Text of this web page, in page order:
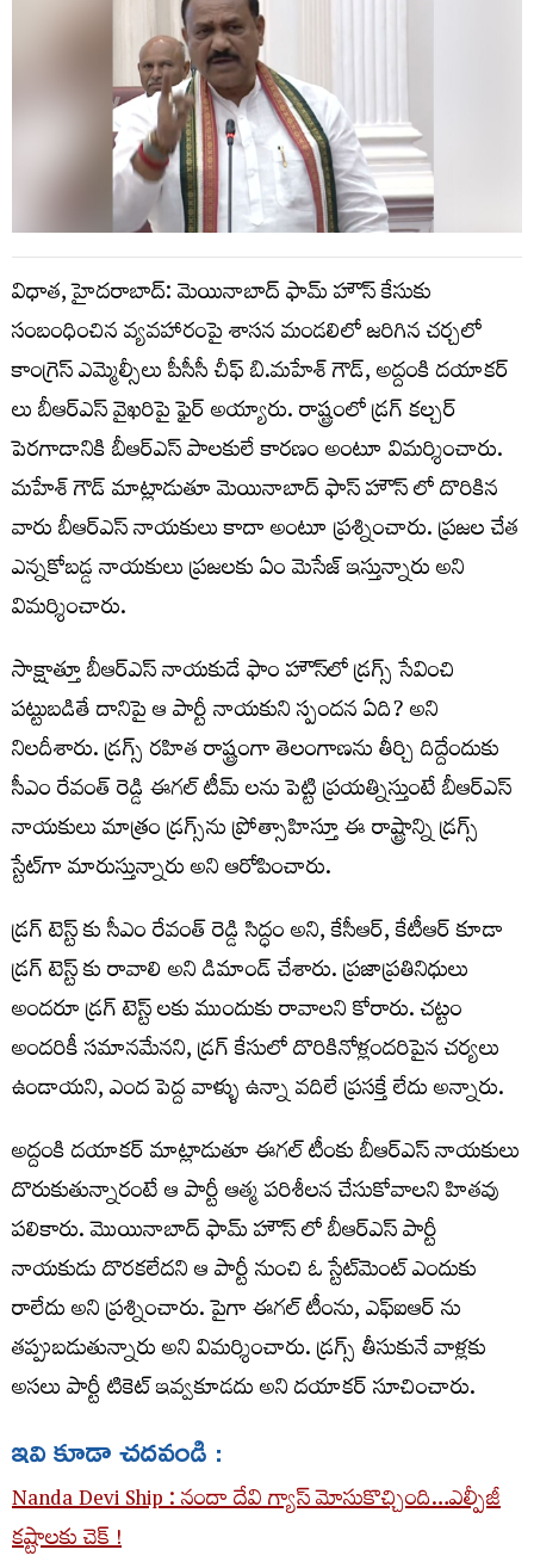
విధాత, హైదరాబాద్: మెయినాబాద్ ఫామ్ హౌస్ కేసుకు
సంబంధించిన వ్యవహారంపై శాసన మండలిలో జరిగిన చర్చలో
కాంగ్రెస్ ఎమ్మెల్సీలు పీసీసీ చీఫ్ బి.మహేశ్ గౌడ్, అద్దంకి దయాకర్
లు బీఆర్ఎస్ వైఖరిపై ఫైర్ అయ్యారు. రాష్ట్రంలో డ్రగ్ కల్చర్
పెరగాడానికి బీఆర్ఎస్ పాలకులే కారణం అంటూ విమర్శించారు.
మహేశ్ గౌడ్ మాట్లాడుతూ మెయినాబాద్ ఫాస్ హౌస్ లో దొరికిన
వారు బీఆర్ఎస్ నాయకులు కాదా అంటూ ప్రశ్నించారు. ప్రజల చేత
ఎన్నకోబడ్డ నాయకులు ప్రజలకు ఏం మెసేజ్‌ ఇస్తున్నారు అని
విమర్శించారు.
సాక్షాత్తూ బీఆర్‌ఎస్‌ నాయకుడే ఫాం హౌస్‌లో డ్రగ్స్‌ సేవించి
పట్టుబడితే దానిపై ఆ పార్టీ నాయకుని స్పందన ఏది? అని
నిలదీశారు. డ్రగ్స్ రహిత రాష్ట్రంగా తెలంగాణను తీర్చి దిద్దేందుకు
సీఎం రేవంత్ రెడ్డి ఈగల్ టీమ్ లను పెట్టి ప్రయత్నిస్తుంటే బీఆర్‌ఎస్‌
నాయకులు మాత్రం డ్రగ్స్‌ను ప్రోత్సాహిస్తూ ఈ రాష్ట్రాన్ని డ్రగ్స్
స్టేట్‌గా మారుస్తున్నారు అని ఆరోపించారు.
డ్రగ్ టెస్ట్ కు సీఎం రేవంత్ రెడ్డి సిద్ధం అని, కేసీఆర్, కేటీఆర్ కూడా
డ్రగ్ టెస్ట్ కు రావాలి అని డిమాండ్ చేశారు. ప్రజాప్రతినిధులు
అందరూ డ్రగ్ టెస్ట్ లకు ముందుకు రావాలని కోరారు. చట్టం
అందరికీ సమానమేనని, డ్రగ్ కేసులో దొరికినోళ్లందరిపైన చర్యలు
ఉండాయని, ఎంద పెద్ద వాళ్ళు ఉన్నా వదిలే ప్రసక్తే లేదు అన్నారు.
అద్దంకి దయాకర్ మాట్లాడుతూ ఈగల్ టీంకు బీఆర్ఎస్ నాయకులు
దొరుకుతున్నారంటే ఆ పార్టీ ఆత్మ పరిశీలన చేసుకోవాలని హితవు
పలికారు. మొయినాబాద్ ఫామ్ హౌస్ లో బీఆర్ఎస్ పార్టీ
నాయకుడు దొరకలేదని ఆ పార్టీ నుంచి ఓ స్టేట్‌మెంట్ ఎందుకు
రాలేదు అని ప్రశ్నించారు. పైగా ఈగల్ టీంను, ఎఫ్ఐఆర్ ను
తప్పుబడుతున్నారు అని విమర్శించారు. డ్రగ్స్ తీసుకునే వాళ్లకు
అసలు పార్టీ టికెట్ ఇవ్వకూడదు అని దయాకర్ సూచించారు.
ఇవి కూడా చదవండి :
Nanda Devi Ship : నందా దేవి గ్యాస్ మోసుకొచ్చింది…ఎల్పీజీ
కష్టాలకు చెక్ !